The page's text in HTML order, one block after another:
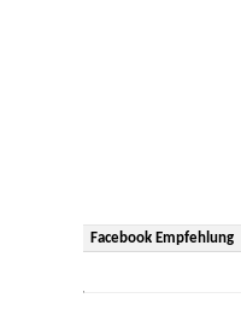
Facebook Empfehlung